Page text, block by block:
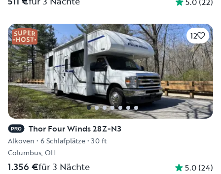
12
PRO Thor Four Winds 28Z-N3
Alkoven • 6 Schlafplätze• 30 ft
Columbus, OH
1.356 €für 3 Nächte 5.0 (24)